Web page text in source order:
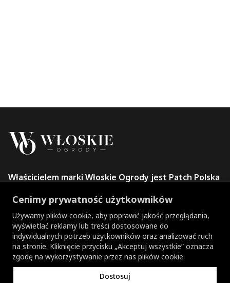
Właścicielem marki Włoskie Ogrody jest Patch Polska
+48 734 106 149
info@wloskie-ogrody.pl
Strony
Kategorie Sklepu
Cenimy prywatność użytkowników
Używamy plików cookie, aby poprawić jakość przeglądania,
wyświetlać reklamy lub treści dostosowane do
indywidualnych potrzeb użytkowników oraz analizować ruch
na stronie. Kliknięcie przycisku „Akceptuj wszystkie” oznacza
zgodę na wykorzystywanie przez nas plików cookie.
Dostosuj